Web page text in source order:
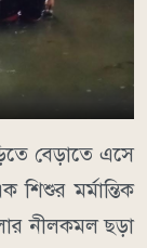
বেড়াতে এসে
শিশুর মর্মান্তিক
নীলকমল ছড়া